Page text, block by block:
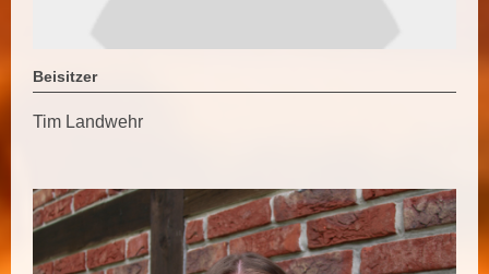
Beisitzer
Tim Landwehr